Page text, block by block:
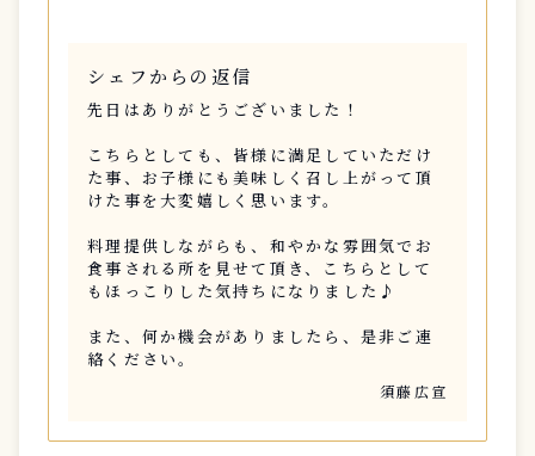
シェフからの返信
先日はありがとうございました！
こちらとしても、皆様に満足していただけ
た事、お子様にも美味しく召し上がって頂
けた事を大変嬉しく思います。
料理提供しながらも、和やかな雰囲気でお
食事される所を見せて頂き、こちらとして
もほっこりした気持ちになりました♪
また、何か機会がありましたら、是非ご連
絡ください。
須藤広宣